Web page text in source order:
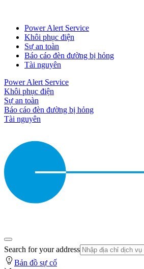
Power Alert Service
Khôi phục điện
Sự an toàn
Báo cáo đèn đường bị hỏng
Tài nguyên
Power Alert Service
Khôi phục điện
Sự an toàn
Báo cáo đèn đường bị hỏng
Tài nguyên
Search for your address
Bản đồ sự cố